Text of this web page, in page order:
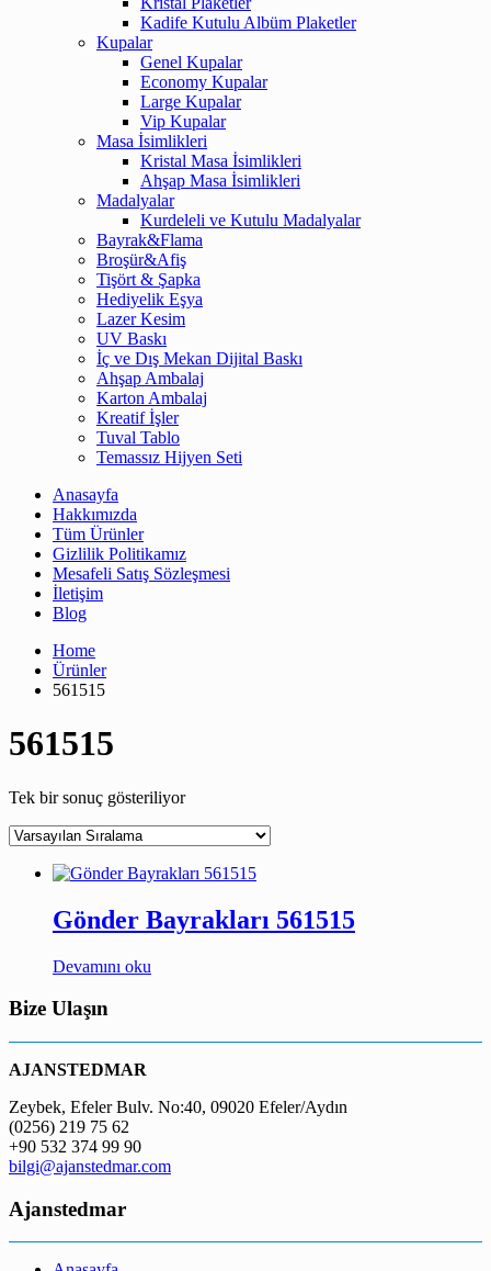
Kadife Kutulu Albüm Plaketler
Kupalar
Genel Kupalar
Economy Kupalar
Large Kupalar
Vip Kupalar
Masa İsimlikleri
Kristal Masa İsimlikleri
Ahşap Masa İsimlikleri
Madalyalar
Kurdeleli ve Kutulu Madalyalar
Bayrak&Flama
Broşür&Afiş
Tişört & Şapka
Hediyelik Eşya
Lazer Kesim
UV Baskı
İç ve Dış Mekan Dijital Baskı
Ahşap Ambalaj
Karton Ambalaj
Kreatif İşler
Tuval Tablo
Temassız Hijyen Seti
Anasayfa
Hakkımızda
Tüm Ürünler
Gizlilik Politikamız
Mesafeli Satış Sözleşmesi
İletişim
Blog
Home
Ürünler
561515
561515
Tek bir sonuç gösteriliyor
Gönder Bayrakları 561515
Devamını oku
Bize Ulaşın
AJANSTEDMAR
Zeybek, Efeler Bulv. No:40, 09020 Efeler/Aydın
(0256) 219 75 62
+90 532 374 99 90
bilgi@ajanstedmar.com
Ajanstedmar